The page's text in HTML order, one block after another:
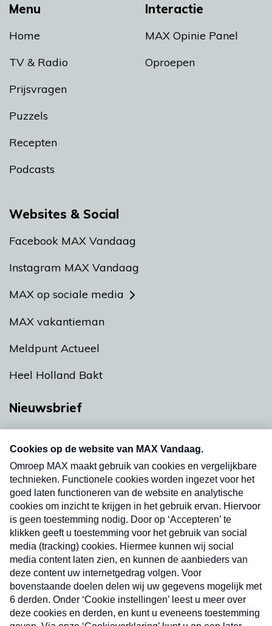
Menu
Home
TV & Radio
Prijsvragen
Puzzels
Recepten
Podcasts
Interactie
MAX Opinie Panel
Oproepen
Websites & Social
Facebook MAX Vandaag
Instagram MAX Vandaag
MAX op sociale media
MAX vakantieman
Meldpunt Actueel
Heel Holland Bakt
Nieuwsbrief
nieuwsbrief. Elke vrijdag- en dinsdagochtend in
uw mailbox.
Verzend
Nieuwsbrief